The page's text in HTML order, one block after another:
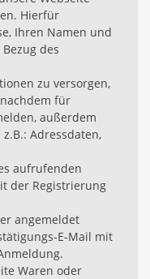
Hierfür
Ihren Namen und
des
zu versorgen,
für
außerdem
Adressdaten,
aufrufenden
der Registrierung
angemeldet
E-Mail mit
Waren oder